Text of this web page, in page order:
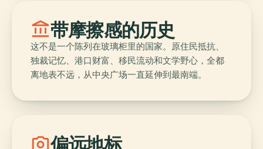
account_balance带摩擦感的历史
这不是一个陈列在玻璃柜里的国家。原住民抵抗、
独裁记忆、港口财富、移民流动和文学野心，全都
离地表不远，从中央广场一直延伸到最南端。
photo_camera偏远地标